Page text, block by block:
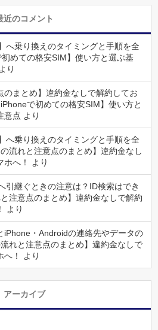
近のコメント
へ乗り換えのタイミングと手順を全
初めての格安SIM】使い方と選ぶ基
り
のまとめ】違約金なしで解約してお
iPhoneで初めての格安SIM】使い方と
意点 より
へ乗り換えのタイミングと手順を全
の流れと注意点のまとめ】違約金なし
へ！
より
引継ぐときの注意は？ID検索はでき
と注意点のまとめ】違約金なしで解約
より
iPhone・Androidの連絡先やデータの
流れと注意点のまとめ】違約金なしで
！
より
アーカイブ